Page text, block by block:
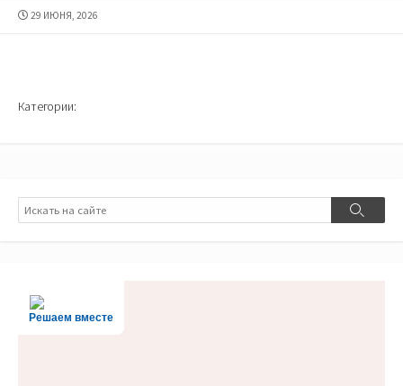
ДАТА
29 ИЮНЯ, 2026
Категории:
Поиск
Поиск
Решаем вместе